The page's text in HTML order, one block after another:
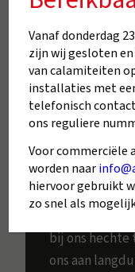
leukste
van
Kom werken
medewerker
een
de beste
topkwaliteit
bij ons hechte
ons aan
Vanaf donderdag
zijn wij gesloten
van calamiteiten
installaties met
telefonisch
ons reguliere
Voor commerciële
worden naar
hiervoor gebruikt
zo snel als